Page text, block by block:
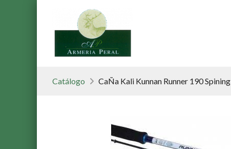
Catálogo CaÑa Kali Kunnan Runner 190 Spining